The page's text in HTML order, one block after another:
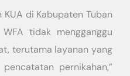
KUA di Kabupaten Tuban
tidak mengganggu
terutama layanan yang
pernikahan,”